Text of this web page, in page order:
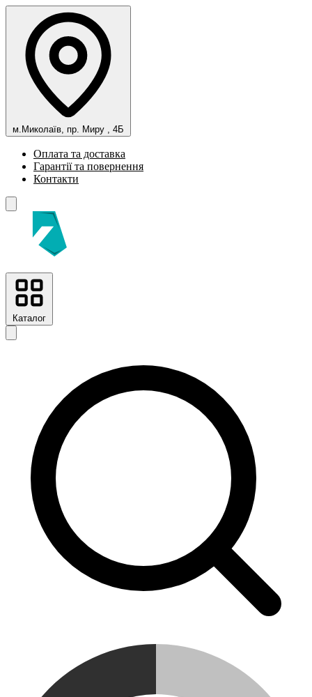
м.Миколаїв, пр. Миру , 4Б
Оплата та доставка
Гарантії та повернення
Контакти
Каталог